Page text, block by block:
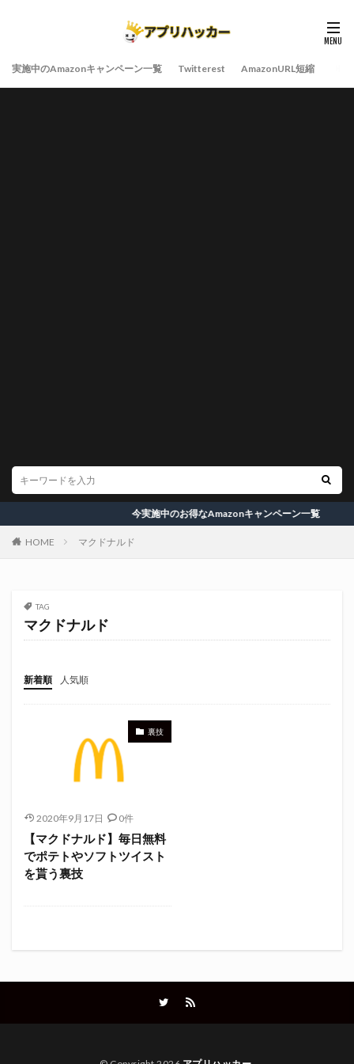
実施中のAmazonキャンペーン一覧 Twitterest AmazonURL短縮
今実施中のお得なAmazonキャンペーン一覧
HOME マクドナルド
TAG
マクドナルド
新着順 人気順
裏技
2020年9月17日 0件
【マクドナルド】毎日無料
でポテトやソフトツイスト
を貰う裏技